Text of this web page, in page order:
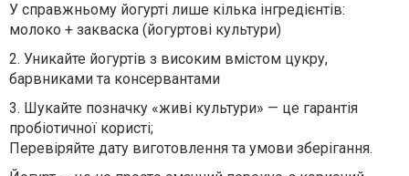
У справжньому йогурті лише кілька інгредієнтів:
молоко + закваска (йогуртові культури)
2. Уникайте йогуртів з високим вмістом цукру,
барвниками та консервантами
3. Шукайте позначку «живі культури» — це гарантія
пробіотичної користі;
Перевіряйте дату виготовлення та умови зберігання.